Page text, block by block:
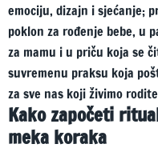
emociju, dizajn i sjećanje;
poklon za rođenje bebe, u
za mamu i u priču koja se
suvremenu praksu koja
za sve nas koji živimo
Kako započeti
meka koraka